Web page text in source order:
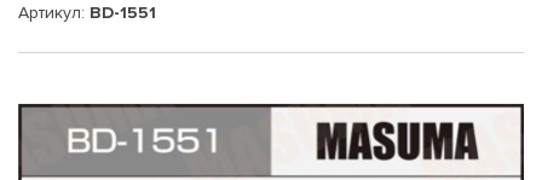
Артикул: BD-1551